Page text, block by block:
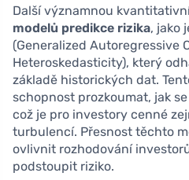
Další významnou
modelů predikce rizika, jako
(Generalized Autoregressive
Heteroskedasticity), který
základě historických dat.
schopnost prozkoumat, jak
což je pro investory cenné
turbulencí. Přesnost těchto
ovlivnit rozhodování
podstoupit riziko.